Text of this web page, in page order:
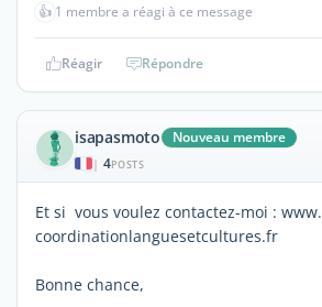
👍 1 membre a réagi à ce message
Réagir Répondre
isapasmoto Nouveau membre
| 4POSTS
Et si vous voulez contactez-moi : www.
coordinationlanguesetcultures.fr
Bonne chance,